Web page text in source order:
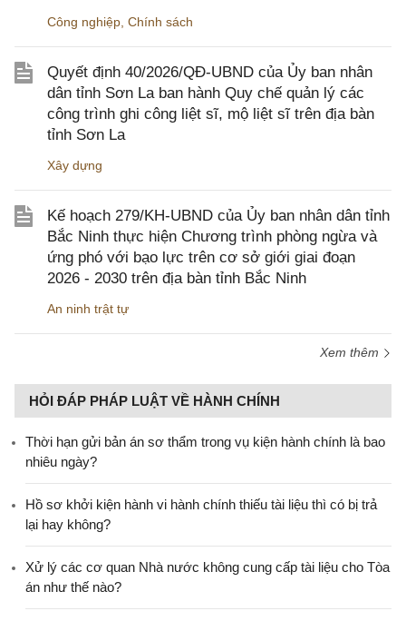
Công nghiệp Chính sách
Quyết định 40/2026/QĐ-UBND của Ủy ban nhân
dân tỉnh Sơn La ban hành Quy chế quản lý các
công trình ghi công liệt sĩ, mộ liệt sĩ trên địa bàn
tỉnh Sơn La
Xây dựng
Kế hoạch 279/KH-UBND của Ủy ban nhân dân tỉnh
Bắc Ninh thực hiện Chương trình phòng ngừa và
ứng phó với bạo lực trên cơ sở giới giai đoạn
2026 - 2030 trên địa bàn tỉnh Bắc Ninh
An ninh trật tự
Xem thêm
HỎI ĐÁP PHÁP LUẬT VỀ HÀNH CHÍNH
Thời hạn gửi bản án sơ thẩm trong vụ kiện hành chính là bao
nhiêu ngày?
Hồ sơ khởi kiện hành vi hành chính thiếu tài liệu thì có bị trả
lại hay không?
Xử lý các cơ quan Nhà nước không cung cấp tài liệu cho Tòa
án như thế nào?